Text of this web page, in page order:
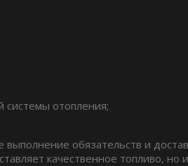
системы отопления;
обязательств и
качественное топливо, но